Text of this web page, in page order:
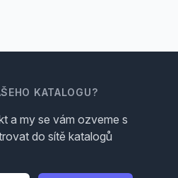
KATALOGU?
a my se vám ozveme s
do sítě katalogů